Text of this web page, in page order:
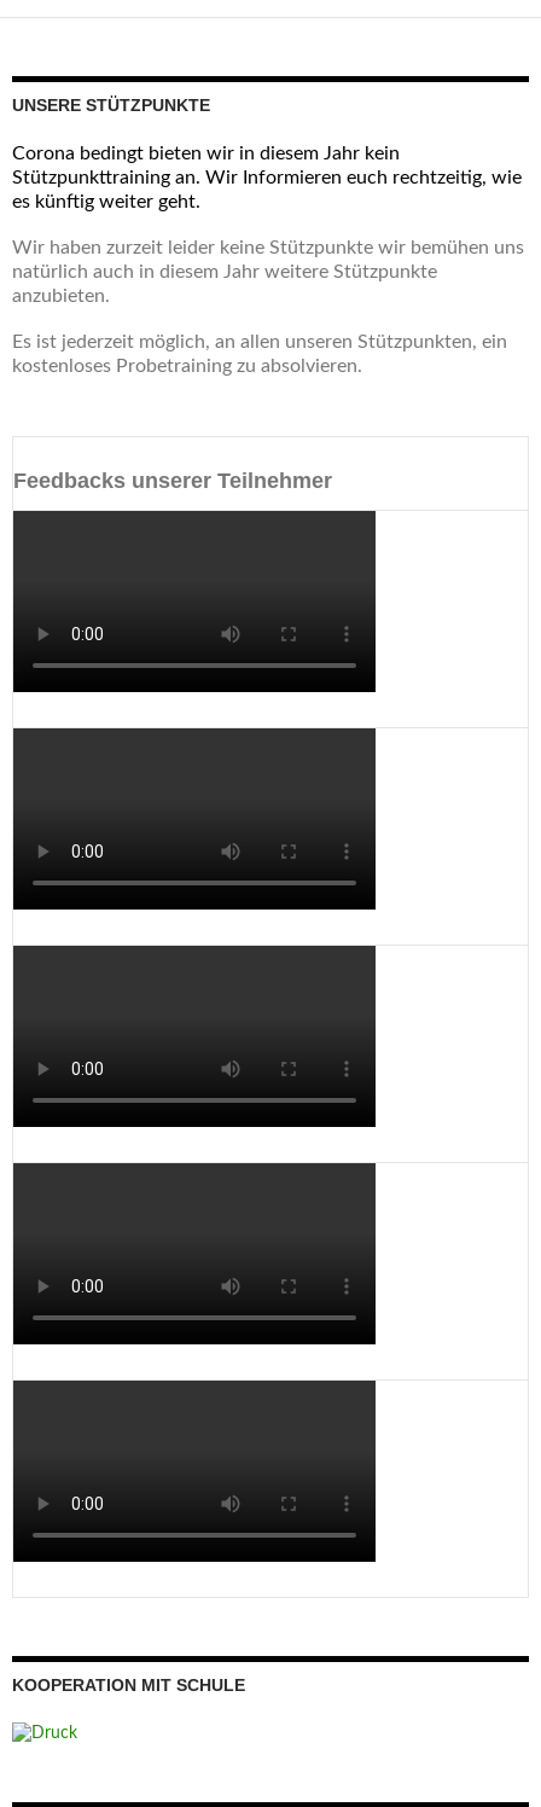
UNSERE STÜTZPUNKTE
Corona bedingt bieten wir in diesem Jahr kein
Stützpunkttraining an. Wir Informieren euch rechtzeitig, wie
es künftig weiter geht.
Wir haben zurzeit leider keine Stützpunkte wir bemühen uns
natürlich auch in diesem Jahr weitere Stützpunkte
anzubieten.
Es ist jederzeit möglich, an allen unseren Stützpunkten, ein
kostenloses Probetraining zu absolvieren.
Feedbacks unserer Teilnehmer
KOOPERATION MIT SCHULE